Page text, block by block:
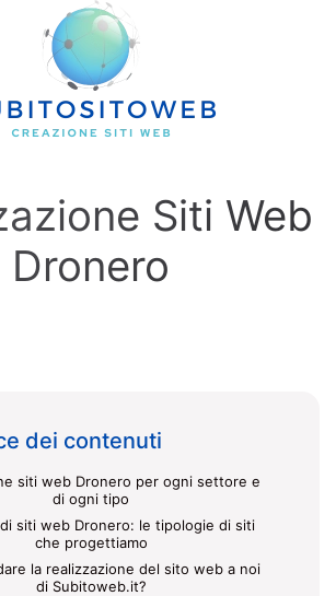
Siti Web
Dronero
dei contenuti
siti web Dronero per ogni settore e
di ogni tipo
siti web Dronero: le tipologie di siti
che progettiamo
la realizzazione del sito web a noi
di Subitoweb.it?